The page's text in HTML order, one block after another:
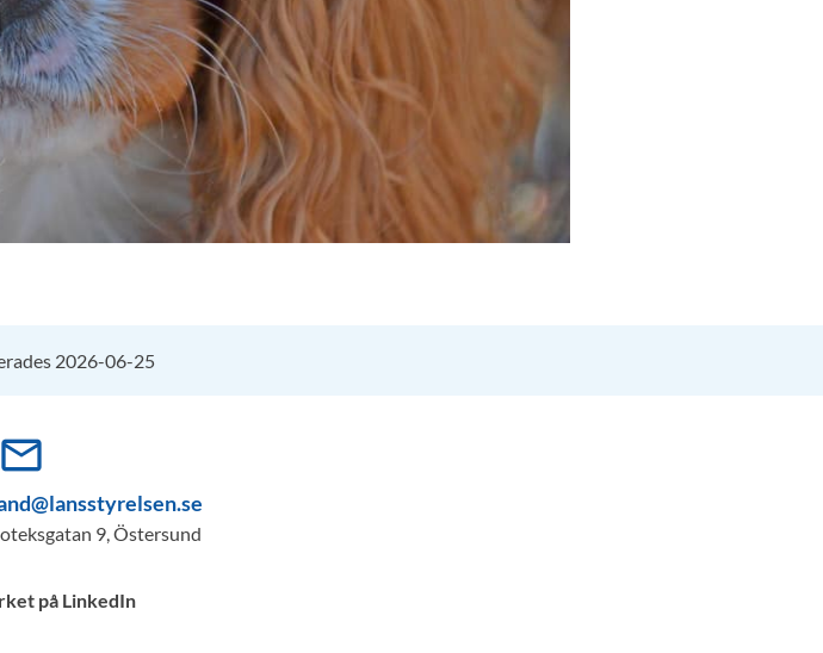
2026-06-25
mail_outline
9, Östersund
på LinkedIn